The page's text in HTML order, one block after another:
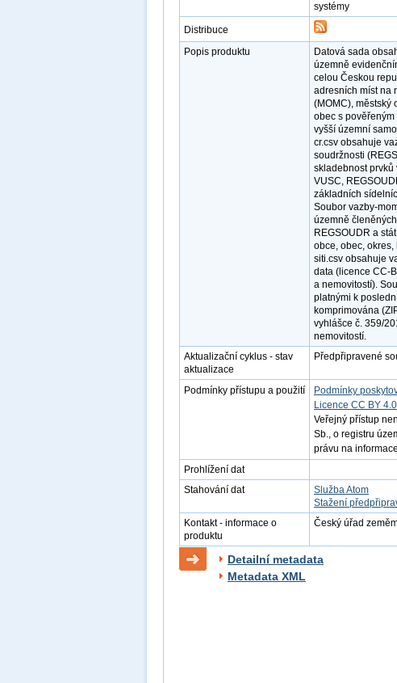
systémy
Distribuce
Popis produktu
Datová sada
územně
celou Českou
adresních míst na
(MOMC), městský
obec s
vyšší územní
cr.csv obsahuje
soudržnosti
skladebnost prvků
VUSC,
základních
Soubor vazby-
územně
REGSOUDR a
obce, obec,
siti.csv obsahuje
data (licence CC-
a nemovitostí).
platnými k
komprimována
vyhlášce č. 359/
nemovitostí.
Aktualizační cyklus - stav
aktualizace
Předpřipravené
Podmínky přístupu a použití
Podmínky
Licence CC BY 4.0
Veřejný přístup
Sb., o registru
právu na
Prohlížení dat
Stahování dat
Služba Atom
Stažení
Kontakt - informace o
produktu
Český úřad
Detailní metadata
Metadata XML